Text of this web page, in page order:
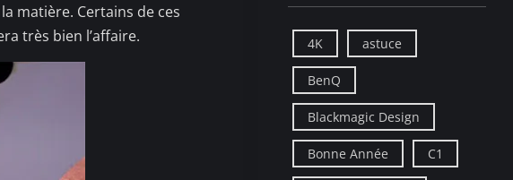
matière. Certains de ces
très bien l’affaire.
4K astuce
BenQ
Blackmagic Design
Bonne Année C1